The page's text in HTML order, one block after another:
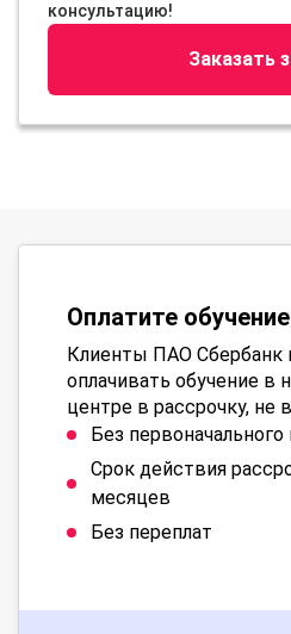
консультацию!
Заказать
Оплатите
Клиенты ПАО Сбербанк
оплачивать обучение в
центре в рассрочку, не
Без первоначального
Срок действия
месяцев
Без переплат